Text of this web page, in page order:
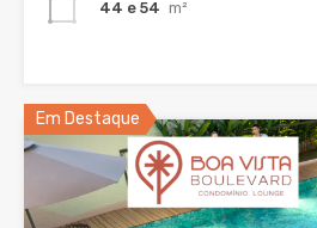
44 e 54 m²
Em Destaque